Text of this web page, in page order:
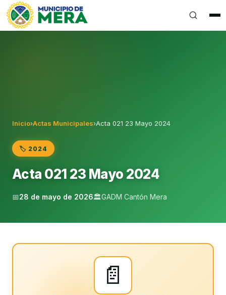
Gobierno Autónomo Descentralizado Municipal del
Inicio›Actas Municipales›Acta 021 23 Mayo 2024
🏷️ 2024
Acta 021 23 Mayo 2024
📅28 de mayo de 2026🏛️GADM Cantón Mera
📄